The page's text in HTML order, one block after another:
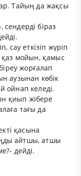
Тайың да жақсы
біраз
сау еткізіп жүріп
қаз мойын, қамыс
жорғалап
аузынан көбік
ойнап келеді.
қиып жібере
тағы да
қасына
айтшы, атшы
дейді.